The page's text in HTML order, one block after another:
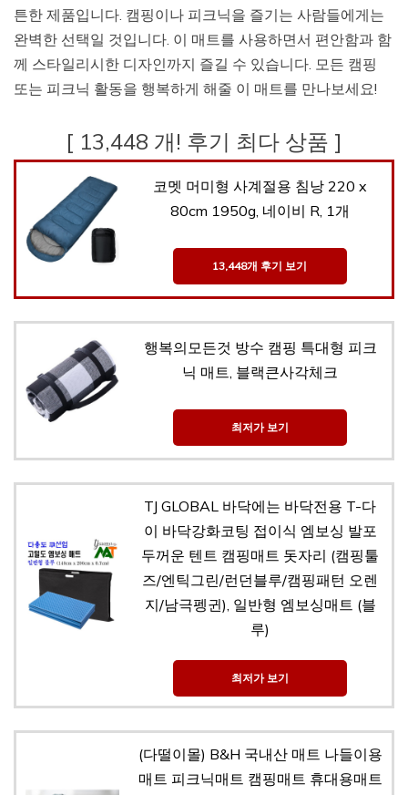
튼한 제품입니다. 캠핑이나 피크닉을 즐기는 사람들에게는
완벽한 선택일 것입니다. 이 매트를 사용하면서 편안함과 함
께 스타일리시한 디자인까지 즐길 수 있습니다. 모든 캠핑
또는 피크닉 활동을 행복하게 해줄 이 매트를 만나보세요!
[ 13,448 개! 후기 최다 상품 ]
코멧 머미형 사계절용 침낭 220 x
80cm 1950g, 네이비 R, 1개
13,448개 후기 보기
행복의모든것 방수 캠핑 특대형 피크
닉 매트, 블랙큰사각체크
최저가 보기
TJ GLOBAL 바닥에는 바닥전용 T-다
이 바닥강화코팅 접이식 엠보싱 발포
두꺼운 텐트 캠핑매트 돗자리 (캠핑툴
즈/엔틱그린/런던블루/캠핑패턴 오렌
지/남극펭귄), 일반형 엠보싱매트 (블
루)
최저가 보기
(다떨이몰) B&H 국내산 매트 나들이용
매트 피크닉매트 캠핑매트 휴대용매트